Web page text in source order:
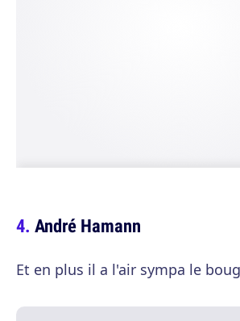
André Hamann
Et en plus il a l'air sympa le